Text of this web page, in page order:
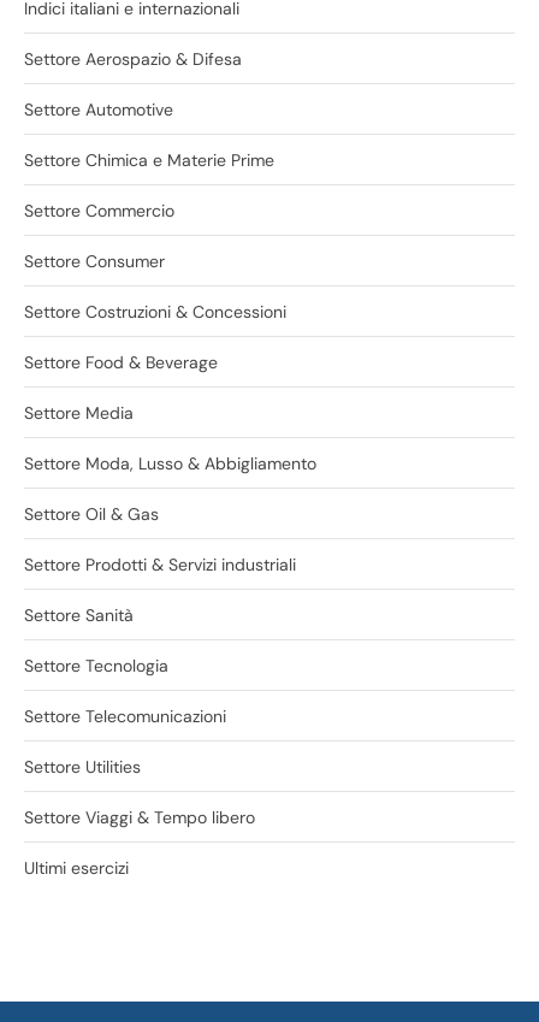
Indici italiani e internazionali
Settore Aerospazio & Difesa
Settore Automotive
Settore Chimica e Materie Prime
Settore Commercio
Settore Consumer
Settore Costruzioni & Concessioni
Settore Food & Beverage
Settore Media
Settore Moda, Lusso & Abbigliamento
Settore Oil & Gas
Settore Prodotti & Servizi industriali
Settore Sanità
Settore Tecnologia
Settore Telecomunicazioni
Settore Utilities
Settore Viaggi & Tempo libero
Ultimi esercizi